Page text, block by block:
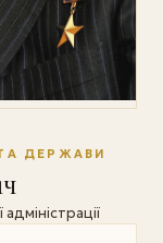
ДЕРЖАВИ